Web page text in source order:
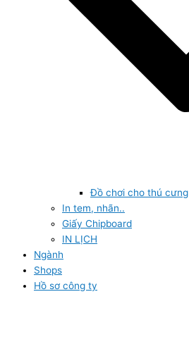
Đồ chơi cho thú cưng
In tem, nhãn..
Giấy Chipboard
IN LỊCH
Ngành
Shops
Hồ sơ công ty